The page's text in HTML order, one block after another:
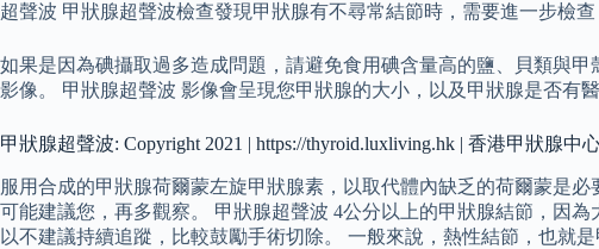
超聲波 甲狀腺超聲波檢查發現甲狀腺有不尋常結節時，需要進一步檢
如果是因為碘攝取過多造成問題，請避免食用碘含量高的鹽、貝類與
影像。 甲狀腺超聲波 影像會呈現您甲狀腺的大小，以及甲狀腺是否有
甲狀腺超聲波: Copyright 2021 | https://thyroid.luxliving.hk | 香港甲狀腺中
服用合成的甲狀腺荷爾蒙左旋甲狀腺素，以取代體內缺乏的荷爾蒙是
可能建議您，再多觀察。 甲狀腺超聲波 4公分以上的甲狀腺結節，因
以不建議持續追蹤，比較鼓勵手術切除。 一般來說，熱性結節，也就